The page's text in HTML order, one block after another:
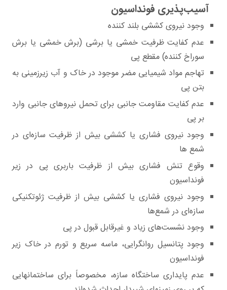
آسیب‌پذیری فونداسیون
وجود نیروی کششی بلند کننده
عدم کفایت ظرفیت خمشی یا برشی (برش خمشی یا برش
سوراخ کننده) مقطع پی
تهاجم مواد شیمیایی مضر موجود در خاک و آب زیرزمینی به
بتن پی
عدم کفایت مقاومت جانبی برای تحمل نیروهای جانبی وارد
بر پی
وجود نیروی فشاری یا کششی بیش از ظرفیت سازه‌ای در
شمع ها
وقوع تنش فشاری بیش از ظرفیت باربری پی در زیر
فونداسیون
وجود نیروی فشاری یا کششی بیش از ظرفیت ژئوتکنیکی
سازه‌ای در شمع‌ها
وجود نشست‌های زیاد و غیرقابل قبول در پی
وجود پتانسیل روانگرایی، ماسه سریع و تورم در خاک زیر
فونداسیون
عدم پایداری ساختگاه سازه، مخصوصاً برای ساختمانهایی